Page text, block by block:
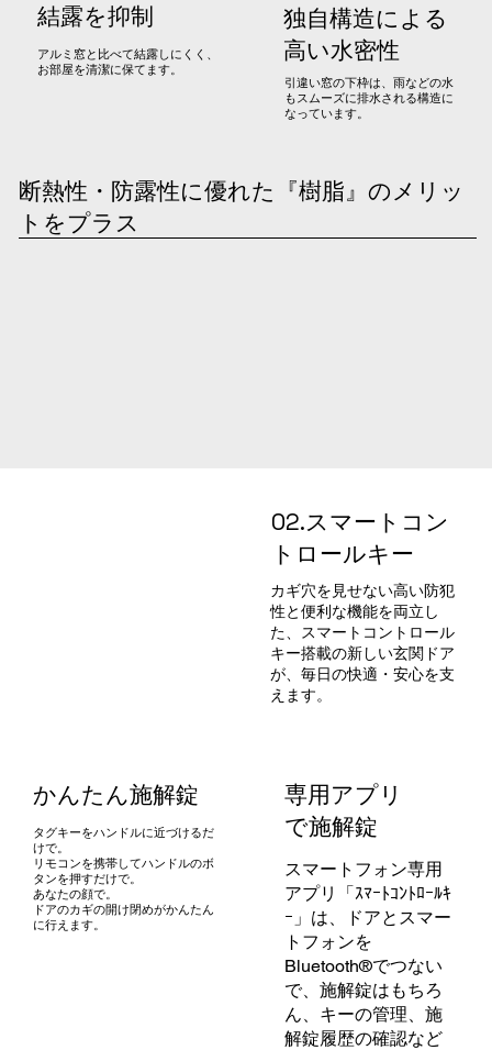
結露を抑制
アルミ窓と比べて結露しにくく、
お部屋を清潔に保てます。
独自構造による
高い水密性
引違い窓の下枠は、雨などの水
もスムーズに排水される構造に
なっています。
断熱性・防露性に優れた『樹脂』のメリッ
トをプラス
02.スマートコン
トロールキー
カギ穴を見せない高い防犯
性と便利な機能を両立し
た、スマートコントロール
キー搭載の新しい玄関ドア
が、毎日の快適・安心を支
えます。
かんたん施解錠
タグキーをハンドルに近づけるだ
けで。
リモコンを携帯してハンドルのボ
タンを押すだけで。
あなたの顔で。
ドアのカギの開け閉めがかんたん
に行えます。
専用アプリ
で施解錠
スマートフォン専用
アプリ「ｽﾏｰﾄｺﾝﾄﾛｰﾙｷ
ｰ」は、ドアとスマー
トフォンを
Bluetooth®でつない
で、施解錠はもちろ
ん、キーの管理、施
解錠履歴の確認など